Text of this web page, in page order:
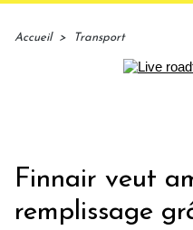
Accueil > Transport
Finnair veut
remplissage